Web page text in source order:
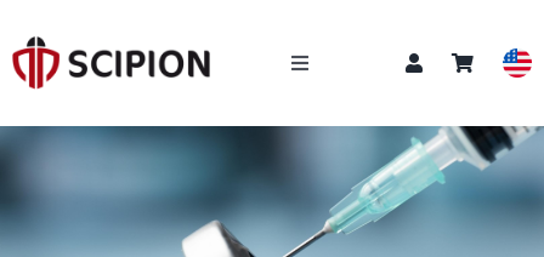
content
Toggle
NAŠE USLUGE